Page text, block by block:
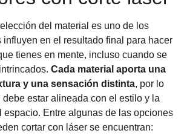
del material es uno de los
influyen en el resultado final para hacer
tienes en mente, incluso cuando se
Cada material aporta una
y una sensación distinta, por lo
estar alineada con el estilo y la
espacio. Entre algunas de las opciones
cortar con láser se encuentran: